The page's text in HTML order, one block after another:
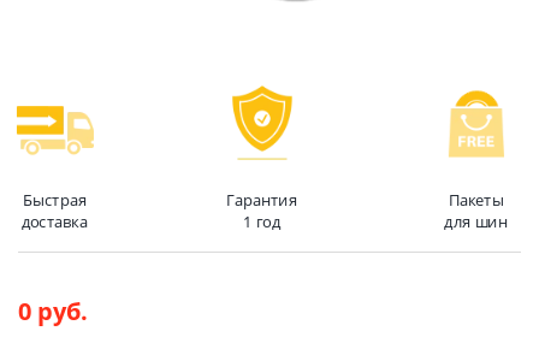
Быстрая
доставка
Гарантия
1 год
Пакеты
для шин
0 руб.